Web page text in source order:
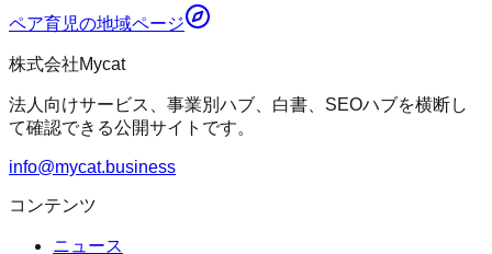
ペア育児の地域ページ
株式会社Mycat
法人向けサービス、事業別ハブ、白書、SEOハブを横断し
て確認できる公開サイトです。
info@mycat.business
コンテンツ
ニュース